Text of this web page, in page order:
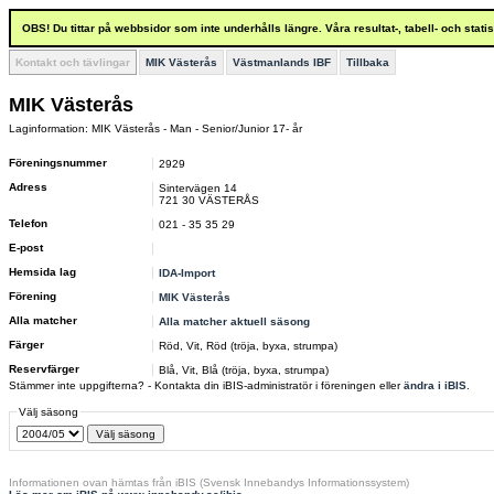
OBS! Du tittar på webbsidor som inte underhålls längre. Våra resultat-, tabell- och
Kontakt och tävlingar MIK Västerås Västmanlands IBF Tillbaka
MIK Västerås
Laginformation: MIK Västerås - Man - Senior/Junior 17- år
Föreningsnummer
2929
Adress
Sintervägen 14
721 30 VÄSTERÅS
Telefon
021 - 35 35 29
E-post
Hemsida lag
IDA-Import
Förening
MIK Västerås
Alla matcher
Alla matcher aktuell säsong
Färger
Röd, Vit, Röd (tröja, byxa, strumpa)
Reservfärger
Blå, Vit, Blå (tröja, byxa, strumpa)
Stämmer inte uppgifterna? - Kontakta din iBIS-administratör i föreningen ellerändra i iBIS
Välj säsong
Informationen ovan hämtas från iBIS (Svensk Innebandys Informationssystem)